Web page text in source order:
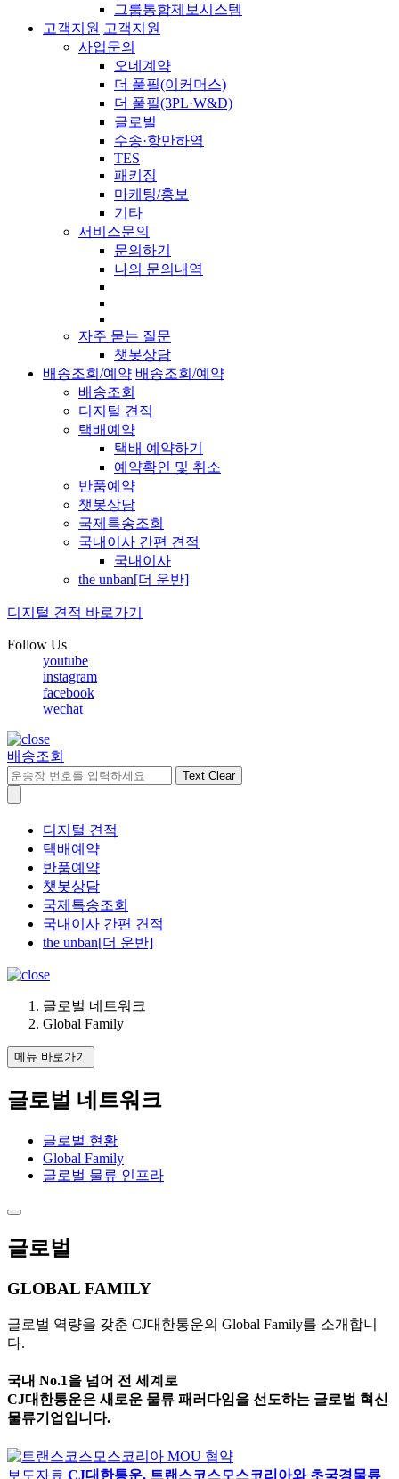
그룹통합제보시스템
고객지원 고객지원
사업문의
오네계약
더 풀필(이커머스)
더 풀필(3PL·W&D)
글로벌
수송·항만하역
TES
패키징
마케팅/홍보
기타
서비스문의
문의하기
나의 문의내역
자주 묻는 질문
챗봇상담
배송조회/예약 배송조회/예약
배송조회
디지털 견적
택배예약
택배 예약하기
예약확인 및 취소
반품예약
챗봇상담
국제특송조회
국내이사 간편 견적
국내이사
the unban[더 운반]
디지털 견적 바로가기
Follow Us
youtube
instagram
facebook
wechat
배송조회
Text Clear
디지털 견적
택배예약
반품예약
챗봇상담
국제특송조회
국내이사 간편 견적
the unban[더 운반]
글로벌 네트워크
Global Family
메뉴 바로가기
글로벌 네트워크
글로벌 현황
Global Family
글로벌 물류 인프라
글로벌
GLOBAL FAMILY
글로벌 역량을 갖춘 CJ대한통운의 Global Family를 소개합니
다.
국내 No.1을 넘어 전 세계로
CJ대한통운은 새로운 물류 패러다임을 선도하는 글로벌 혁신
물류기업입니다.
보도자료 CJ대한통운, 트랜스코스모스코리아와 초국경물류